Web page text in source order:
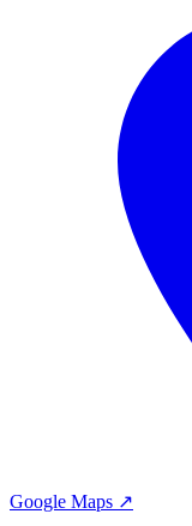
Google Maps ↗